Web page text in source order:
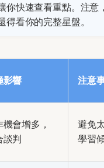
你快速查看重點。注意
得看你的完整星盤。
影響 注意
會增多，
談判
避免
學習